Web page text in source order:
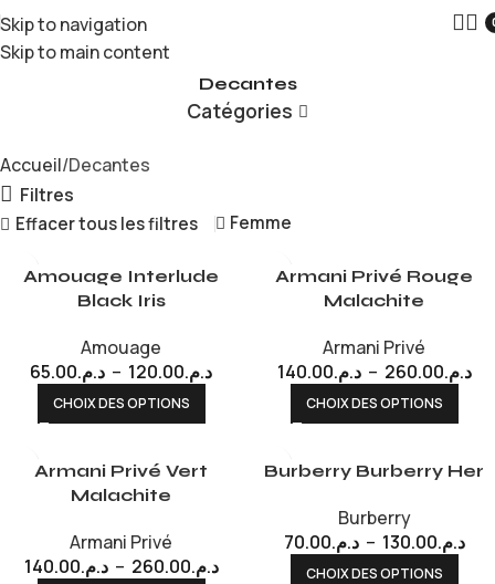
Skip to navigation
Skip to main content
Decantes
Catégories
Accueil Decantes
Filtres
Effacer tous les filtres Femme
Amouage Interlude
Black Iris
Amouage
د.م.65.00 – د.م.120.00
CHOIX DES OPTIONS
Armani Privé Rouge
Malachite
Armani Privé
د.م.140.00 – د.م.260.00
CHOIX DES OPTIONS
Armani Privé Vert
Malachite
Armani Privé
د.م.140.00 – د.م.260.00
Burberry Burberry Her
Burberry
د.م.70.00 – د.م.130.00
CHOIX DES OPTIONS